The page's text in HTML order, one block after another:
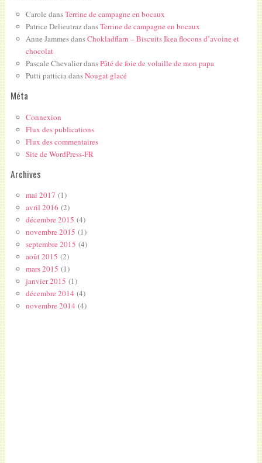
Carole dansTerrine de campagne en bocaux
Patrice DelieutrazdansTerrine de campagne en bocaux
Anne JammesdansChokladflarn – Biscuits Ikea flocons d’avoine et
chocolat
Pascale ChevalierdansPâté de foie de volaille de mon papa
Putti patticiadansNougat glacé
Méta
Connexion
Flux des publications
Flux des commentaires
Site de WordPress-FR
Archives
mai 2017 (1)
avril 2016 (2)
décembre 2015 (4)
novembre 2015 (1)
septembre 2015 (4)
août 2015 (2)
mars 2015 (1)
janvier 2015 (1)
décembre 2014(4)
novembre 2014(4)